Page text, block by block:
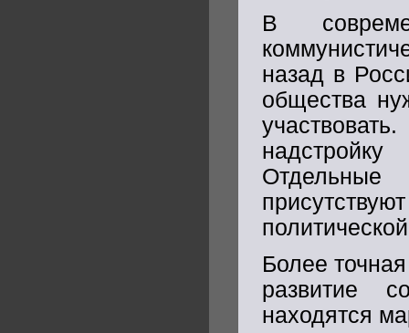
В
назад в
общества
надстройку
Отдельные
Более
развитие
находятся